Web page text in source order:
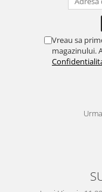
Vreau sa
magazinului.